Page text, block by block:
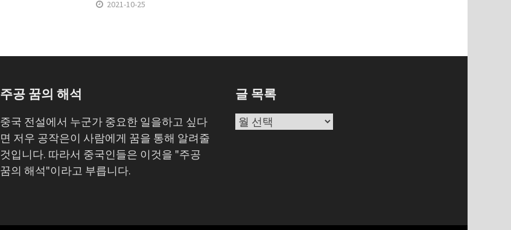
2021-10-25
주공 꿈의 해석
중국 전설에서 누군가 중요한 일을하고 싶다
면 저우 공작은이 사람에게 꿈을 통해 알려줄
것입니다. 따라서 중국인들은 이것을 "주공
꿈의 해석"이라고 부릅니다.
글 목록
글